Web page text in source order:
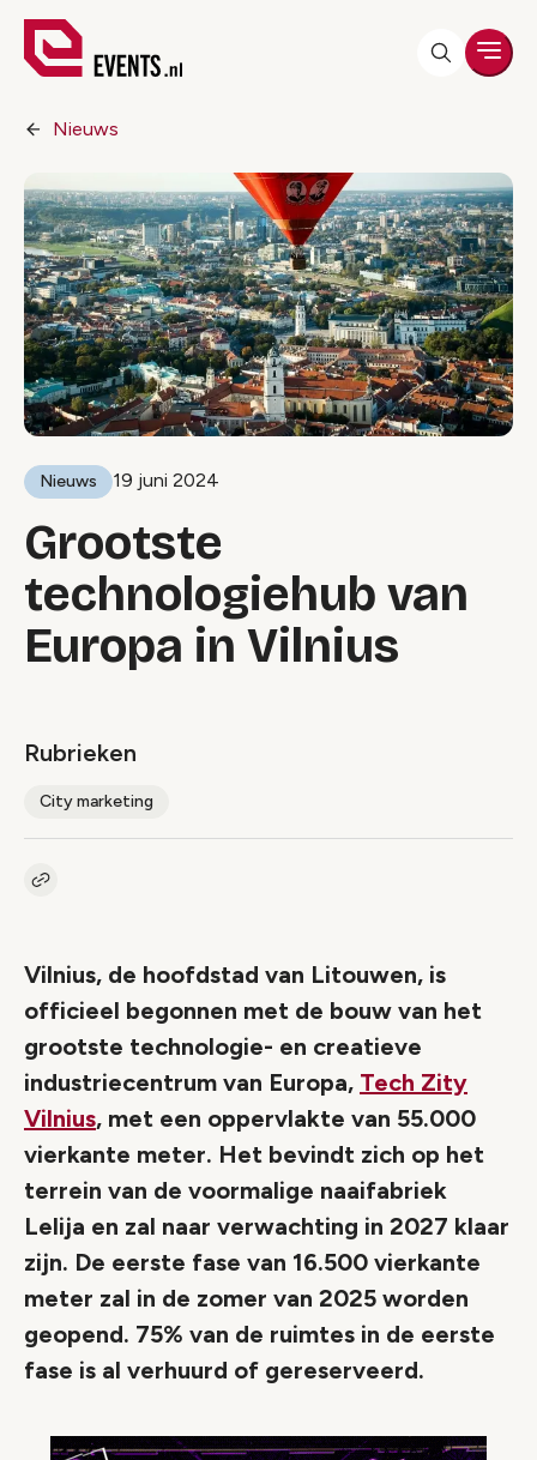
Nieuws
Nieuws 19 juni 2024
Grootste
technologiehub van
Europa in Vilnius
Rubrieken
City marketing
Kopieer link naar artikel
Vilnius, de hoofdstad van Litouwen, is
officieel begonnen met de bouw van het
grootste technologie- en creatieve
industriecentrum van Europa, Tech Zity
Vilnius, met een oppervlakte van 55.000
vierkante meter. Het bevindt zich op het
terrein van de voormalige naaifabriek
Lelija en zal naar verwachting in 2027 klaar
zijn. De eerste fase van 16.500 vierkante
meter zal in de zomer van 2025 worden
geopend. 75% van de ruimtes in de eerste
fase is al verhuurd of gereserveerd.